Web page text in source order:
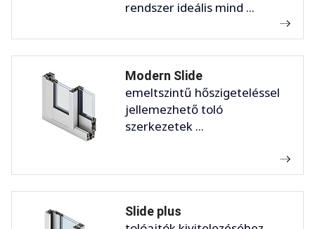
rendszer ideális mind ...
Modern Slide
emeltszintű hőszigeteléssel
jellemezhető toló
szerkezetek ...
Slide plus